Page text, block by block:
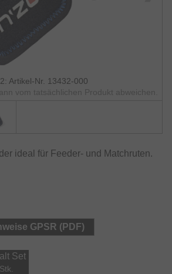
Artikel-Nr. 13432-000
vom tatsächlichen Produkt abweichen.
ideal für Feeder- und Matchruten.
GPSR (PDF)
Set
Stk.